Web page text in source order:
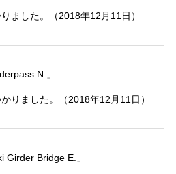
ました。（2018年12月11日）
N.」
りました。（2018年12月11日）
Girder Bridge E.」